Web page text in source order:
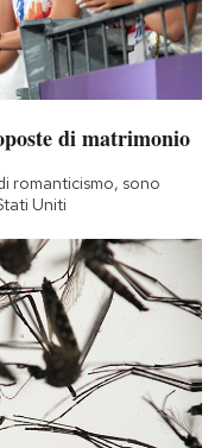
di matrimonio
romanticismo, sono
Uniti